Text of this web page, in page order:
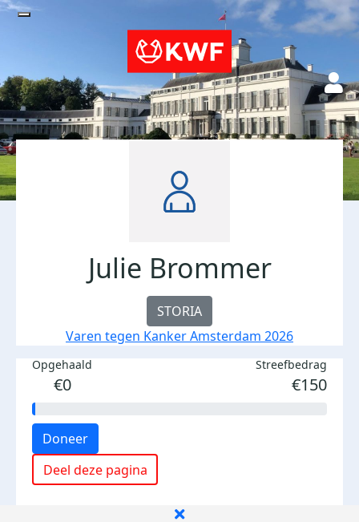
Julie Brommer
STORIA
Varen tegen Kanker Amsterdam 2026
Opgehaald
€0
Streefbedrag
€150
Doneer
Deel deze pagina